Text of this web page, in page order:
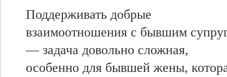
Поддерживать добрые
взаимоотношения с бывшим
— задача довольно сложная,
особенно для бывшей жены,